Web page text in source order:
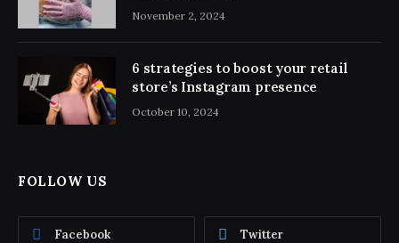
November 2, 2024
6 strategies to boost your retail
store’s Instagram presence
October 10, 2024
FOLLOW US
Facebook Twitter